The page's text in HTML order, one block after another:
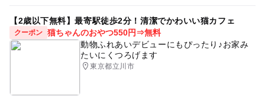
【2歳以下無料】最寄駅徒歩2分！清潔でかわいい猫カフェ
クーポン 猫ちゃんのおやつ550円⇒無料
動物ふれあいデビューにもぴったり♪お家み
たいにくつろげます
東京都立川市